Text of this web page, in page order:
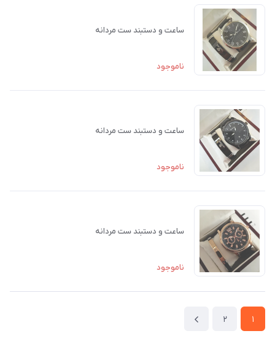
ساعت و دستبند ست مردانه
ناموجود
ساعت و دستبند ست مردانه
ناموجود
ساعت و دستبند ست مردانه
ناموجود
1
2